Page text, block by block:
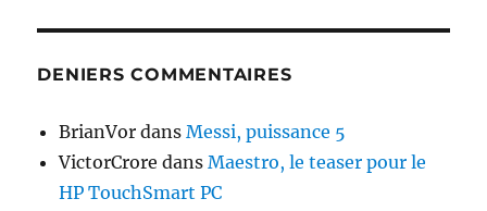
DENIERS COMMENTAIRES
BrianVor dansMessi, puissance 5
VictorCrore dansMaestro, le teaser pour le
HP TouchSmart PC